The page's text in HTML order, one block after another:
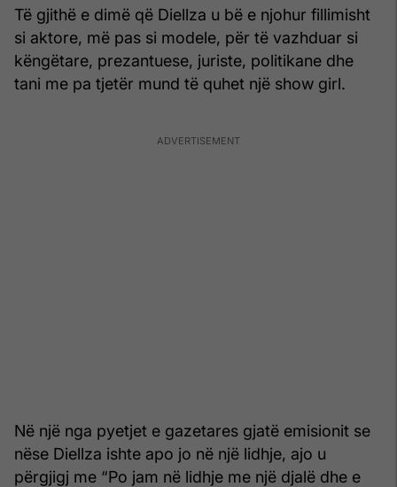
Të gjithë e dimë që Diellza u bë e njohur fillimisht
si aktore, më pas si modele, për të vazhduar si
këngëtare, prezantuese, juriste, politikane dhe
tani me pa tjetër mund të quhet një show girl.
Në një nga pyetjet e gazetares gjatë emisionit se
nëse Diellza ishte apo jo në një lidhje, ajo u
përgjigj me “Po jam në lidhje me një djalë dhe e